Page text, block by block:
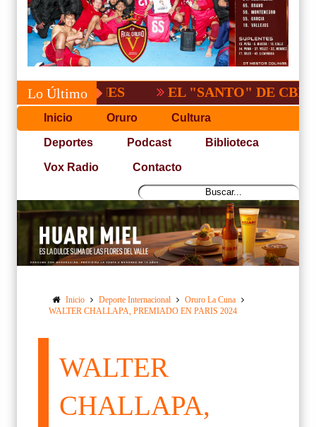
Lo Último EL "SANTO" DE CBBA,
Inicio Oruro Cultura
Deportes Podcast Biblioteca
Vox Radio Contacto
Inicio Deporte Internacional
Oruro La Cuna
WALTER CHALLAPA, PREMIADO EN PARIS 2024
WALTER
CHALLAPA,